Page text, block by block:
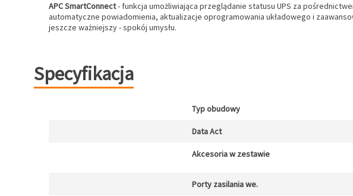
APC SmartConnect- funkcja umożliwiająca przeglądanie statusu UPS za
automatyczne powiadomienia, aktualizacje oprogramowania układowego i
jeszcze ważniejszy - spokój umysłu.
Specyfikacja
Typ obudowy
Data Act
Akcesoria w zestawie
Porty zasilania we.